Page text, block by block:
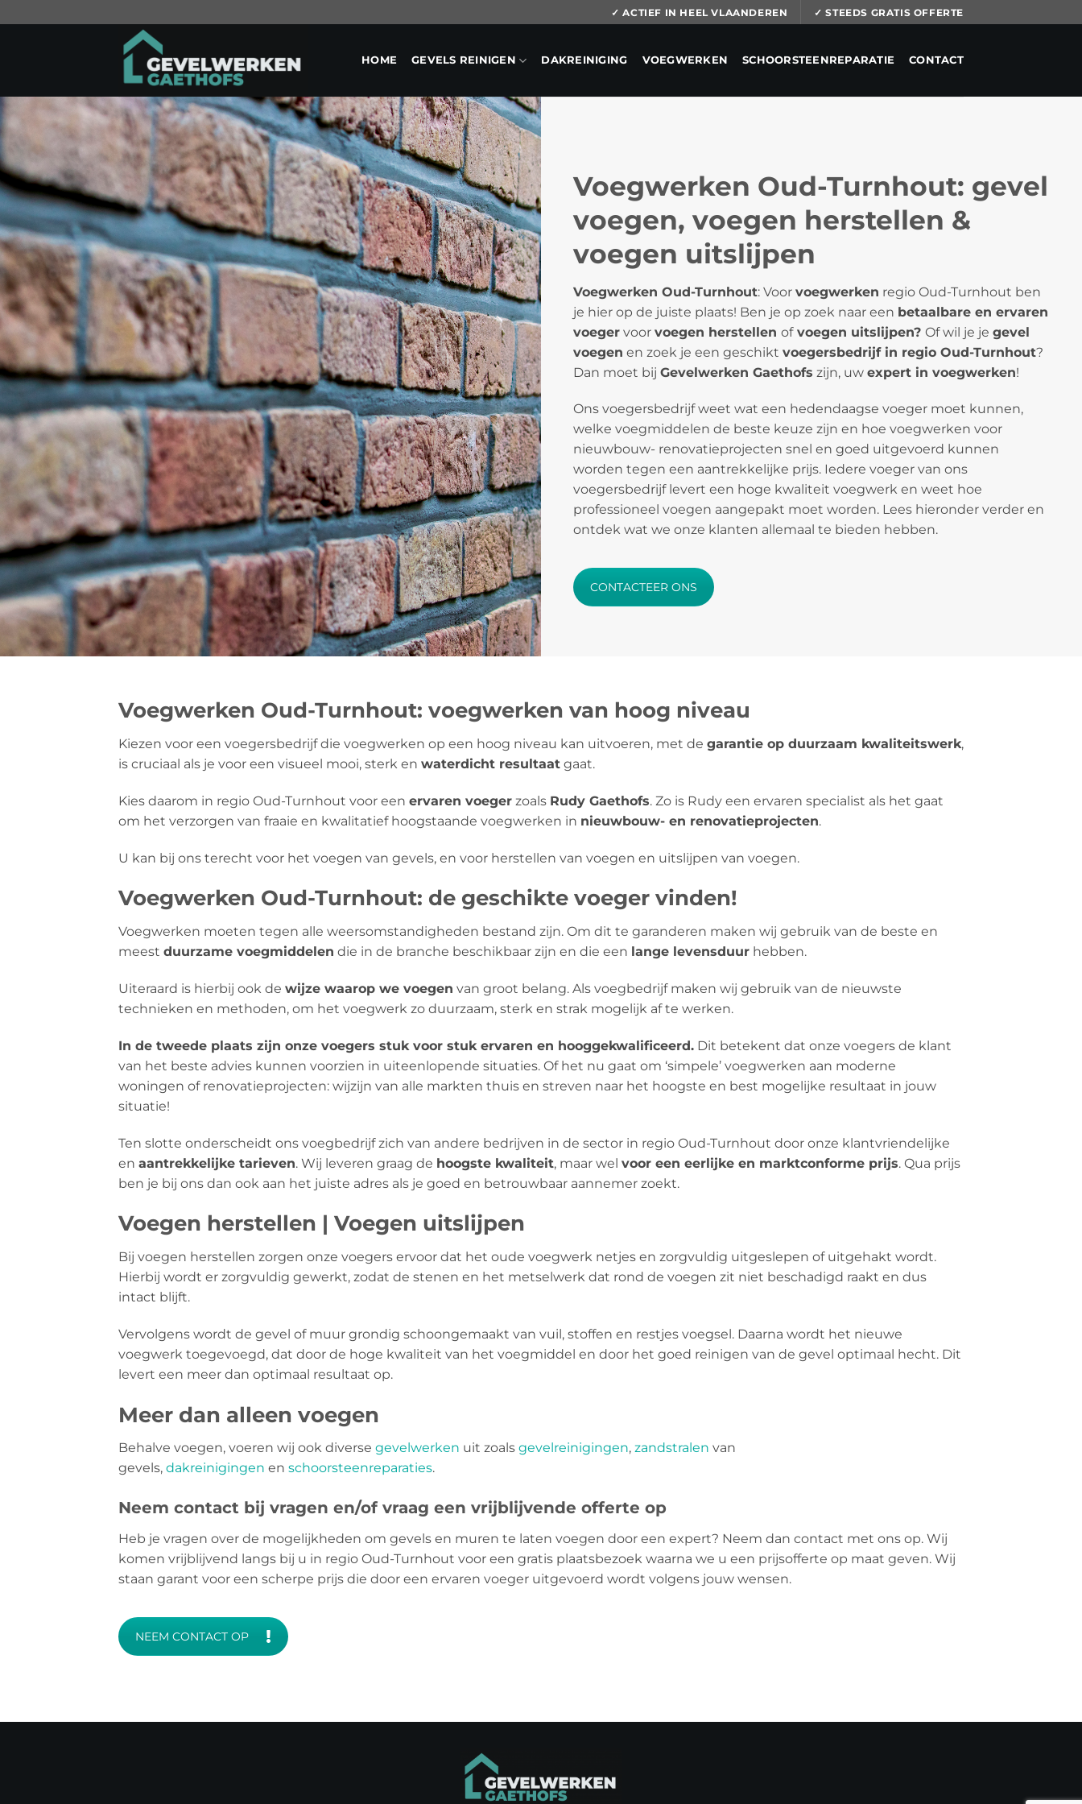
✓ ACTIEF IN HEEL VLAANDEREN ✓ STEEDS GRATIS OFFERTE
HOME GEVELS REINIGEN DAKREINIGING VOEGWERKEN SCHOORSTEENREPARATIE CONTACT
Voegwerken Oud-Turnhout: gevel
voegen, voegen herstellen &
voegen uitslijpen
Voegwerken Oud-Turnhout: Voor voegwerken regio Oud-Turnhout ben
je hier op de juiste plaats! Ben je op zoek naar een betaalbare en ervaren
voeger voor voegen herstellen ofvoegen uitslijpen? Of wil je je gevel
voegen en zoek je een geschikt voegersbedrijf in regio Oud-Turnhout?
Dan moet bij Gevelwerken Gaethofs zijn, uw expert in voegwerken!
Ons voegersbedrijf weet wat een hedendaagse voeger moet kunnen,
welke voegmiddelen de beste keuze zijn en hoe voegwerken voor
nieuwbouw- renovatieprojecten snel en goed uitgevoerd kunnen
worden tegen een aantrekkelijke prijs. Iedere voeger van ons
voegersbedrijf levert een hoge kwaliteit voegwerk en weet hoe
professioneel voegen aangepakt moet worden. Lees hieronder verder en
ontdek wat we onze klanten allemaal te bieden hebben.
CONTACTEER ONS
Voegwerken Oud-Turnhout: voegwerken van hoog niveau
Kiezen voor een voegersbedrijf die voegwerken op een hoog niveau kan uitvoeren, met de garantie op duurzaam kwaliteitswerk,
is cruciaal als je voor een visueel mooi, sterk en waterdicht resultaat gaat.
Kies daarom in regio Oud-Turnhout voor een ervaren voeger zoals Rudy Gaethofs. Zo is Rudy een ervaren specialist als het gaat
om het verzorgen van fraaie en kwalitatief hoogstaande voegwerken in nieuwbouw- en renovatieprojecten.
U kan bij ons terecht voor het voegen van gevels, en voor herstellen van voegen en uitslijpen van voegen.
Voegwerken Oud-Turnhout: de geschikte voeger vinden!
Voegwerken moeten tegen alle weersomstandigheden bestand zijn. Om dit te garanderen maken wij gebruik van de beste en
meest duurzame voegmiddelen die in de branche beschikbaar zijn en die een lange levensduur hebben.
Uiteraard is hierbij ook de wijze waarop we voegen van groot belang. Als voegbedrijf maken wij gebruik van de nieuwste
technieken en methoden, om het voegwerk zo duurzaam, sterk en strak mogelijk af te werken.
In de tweede plaats zijn onze voegers stuk voor stuk ervaren en hooggekwalificeerd. Dit betekent dat onze voegers de klant
van het beste advies kunnen voorzien in uiteenlopende situaties. Of het nu gaat om ‘simpele’ voegwerken aan moderne
woningen of renovatieprojecten: wijzijn van alle markten thuis en streven naar het hoogste en best mogelijke resultaat in jouw
situatie!
Ten slotte onderscheidt ons voegbedrijf zich van andere bedrijven in de sector in regio Oud-Turnhout door onze klantvriendelijke
en aantrekkelijke tarieven. Wij leveren graag de hoogste kwaliteit, maar wel voor een eerlijke en marktconforme prijs. Qua prijs
ben je bij ons dan ook aan het juiste adres als je goed en betrouwbaar aannemer zoekt.
Voegen herstellen | Voegen uitslijpen
Bij voegen herstellen zorgen onze voegers ervoor dat het oude voegwerk netjes en zorgvuldig uitgeslepen of uitgehakt wordt.
Hierbij wordt er zorgvuldig gewerkt, zodat de stenen en het metselwerk dat rond de voegen zit niet beschadigd raakt en dus
intact blijft.
Vervolgens wordt de gevel of muur grondig schoongemaakt van vuil, stoffen en restjes voegsel. Daarna wordt het nieuwe
voegwerk toegevoegd, dat door de hoge kwaliteit van het voegmiddel en door het goed reinigen van de gevel optimaal hecht. Dit
levert een meer dan optimaal resultaat op.
Meer dan alleen voegen
Behalve voegen, voeren wij ook diverse gevelwerken uit zoals gevelreinigingen, zandstralen van
gevels, dakreinigingen en schoorsteenreparaties.
Neem contact bij vragen en/of vraag een vrijblijvende offerte op
Heb je vragen over de mogelijkheden om gevels en muren te laten voegen door een expert? Neem dan contact met ons op. Wij
komen vrijblijvend langs bij u in regio Oud-Turnhout voor een gratis plaatsbezoek waarna we u een prijsofferte op maat geven. Wij
staan garant voor een scherpe prijs die door een ervaren voeger uitgevoerd wordt volgens jouw wensen.
NEEM CONTACT OP